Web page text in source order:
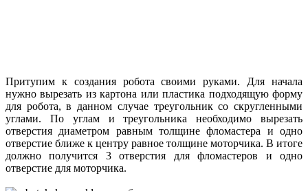
Притупим к создания робота своими руками. Для начала
нужно вырезать из картона или пластика подходящую форму
для робота, в данном случае треугольник со скругленными
углами. По углам и треугольника необходимо вырезать
отверстия диаметром равным толщине фломастера и одно
отверстие ближе к центру равное толщине моторчика. В итоге
должно получится 3 отверстия для фломастеров и одно
отверстие для моторчика.